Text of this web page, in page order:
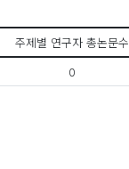
주제별 연구자 총논문수
0